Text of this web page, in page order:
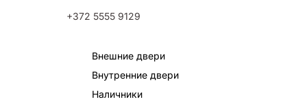
+372 5555 9129
Внешние двери
Внутренние двери
Наличники